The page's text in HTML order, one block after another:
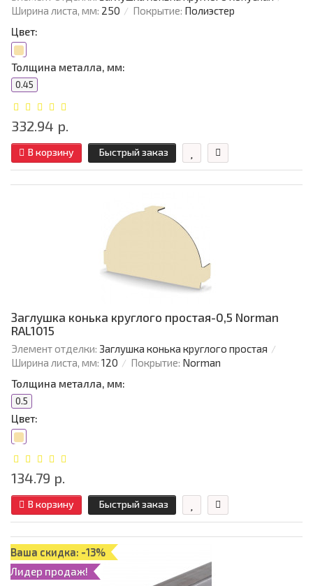
Ширина листа, мм: 250 Покрытие: Полиэстер
Цвет:
Толщина металла, мм:
0.45
332.94 р.
В корзину Быстрый заказ
Заглушка конька круглого простая-0,5 Norman
RAL1015
Элемент отделки: Заглушка конька круглого простая
Ширина листа, мм: 120 Покрытие: Norman
Толщина металла, мм:
0.5
Цвет:
134.79 р.
В корзину Быстрый заказ
Ваша скидка: -13%
Лидер продаж!